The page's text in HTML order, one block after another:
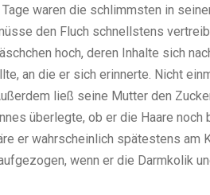
waren die schlimmsten in
den Fluch schnellstens
hoch, deren Inhalte sich
an die er sich erinnerte. Nicht
ließ seine Mutter den
überlegte, ob er die Haare noch
er wahrscheinlich spätestens am
wenn er die Darmkolik